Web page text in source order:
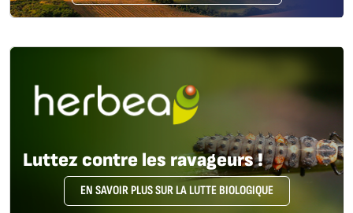
Luttez contre les ravageurs !
EN SAVOIR PLUS SUR LA LUTTE BIOLOGIQUE